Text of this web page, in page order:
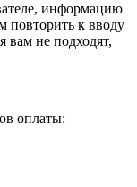
информацию
повторить к вводу
вам не подходят,
оплаты: